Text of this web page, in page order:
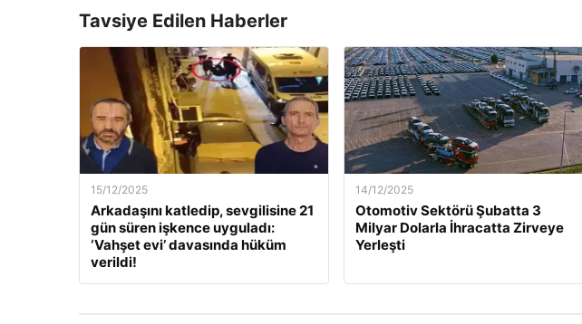
Tavsiye Edilen Haberler
15/12/2025
Arkadaşını katledip, sevgilisine 21
gün süren işkence uyguladı:
‘Vahşet evi’ davasında hüküm
verildi!
14/12/2025
Otomotiv Sektörü Şubatta 3
Milyar Dolarla İhracatta Zirveye
Yerleşti